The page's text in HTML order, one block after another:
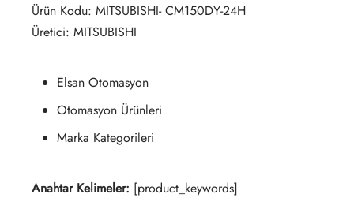
Ürün Kodu: MITSUBISHI- CM150DY-24H
Üretici: MITSUBISHI
Elsan Otomasyon
Otomasyon Ürünleri
Marka Kategorileri
Anahtar Kelimeler: [product_keywords]